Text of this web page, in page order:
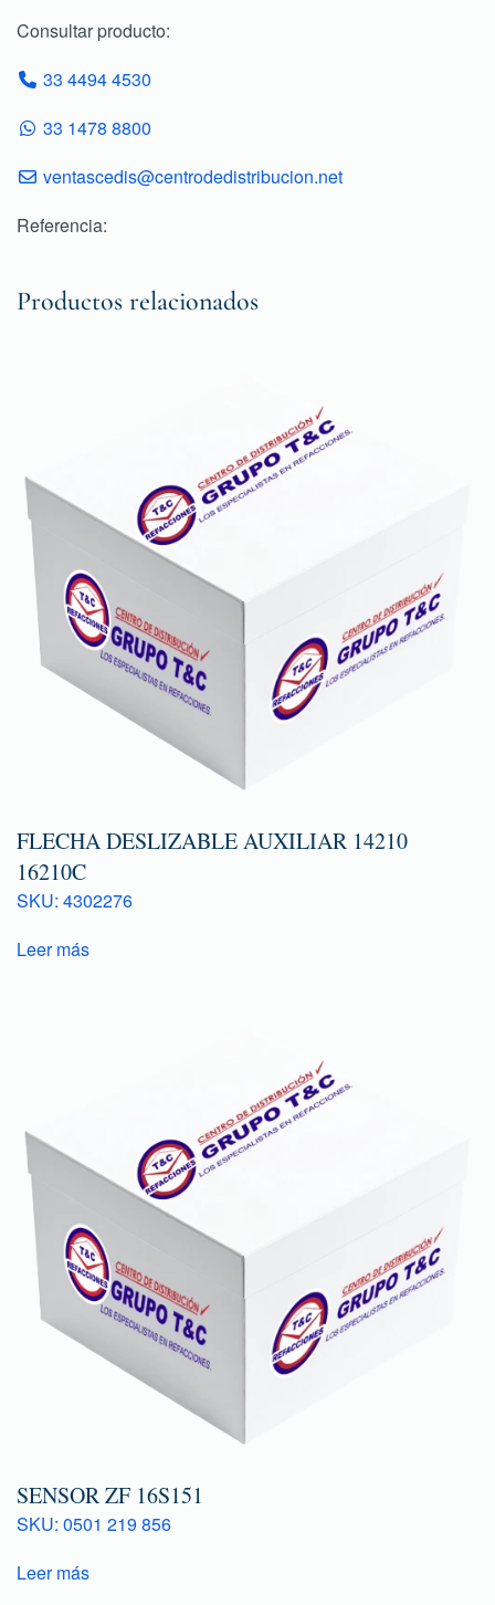
Consultar producto:
33 4494 4530
33 1478 8800
ventascedis@centrodedistribucion.net
Referencia:
Productos relacionados
FLECHA DESLIZABLE AUXILIAR 14210
16210C
SKU: 4302276
Leer más
SENSOR ZF 16S151
SKU: 0501 219 856
Leer más